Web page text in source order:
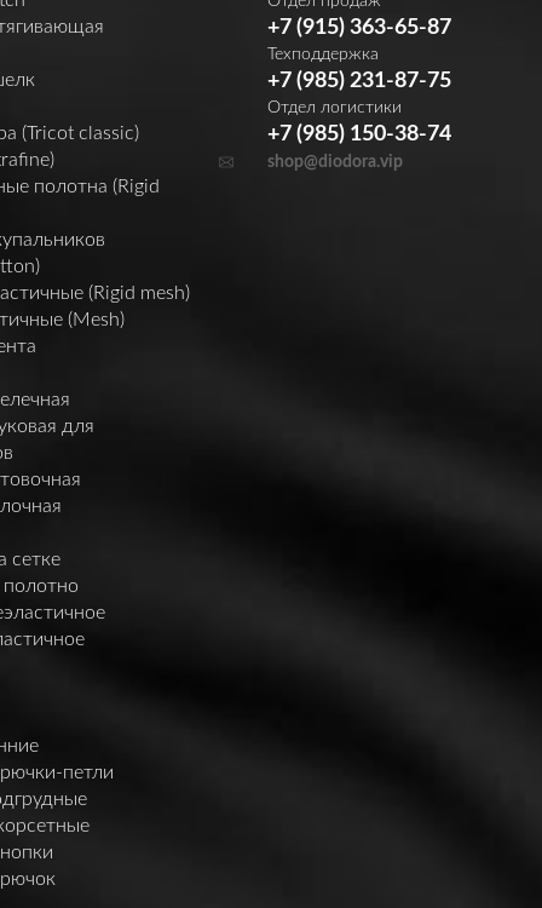
(Tricot classic)
полотна (Rigid
(Rigid mesh)
(Mesh)
для
сетке
петли
+7 (915) 363-65-87
Техподдержка
+7 (985) 231-87-75
Отдел логистики
+7 (985) 150-38-74
shop@diodora.vip